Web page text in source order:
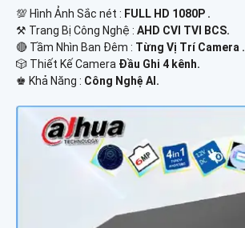
💯 Hình Ảnh Sắc nét : FULL HD 1080P .
⚒ Trang Bị Công Nghệ : AHD CVI TVI BCS.
🔴 Tầm Nhìn Ban Đêm : Từng Vị Trí Camera .
🎲 Thiết Kế Camera Đầu Ghi 4 kênh.
️♚ Khả Năng : Công Nghệ AI.